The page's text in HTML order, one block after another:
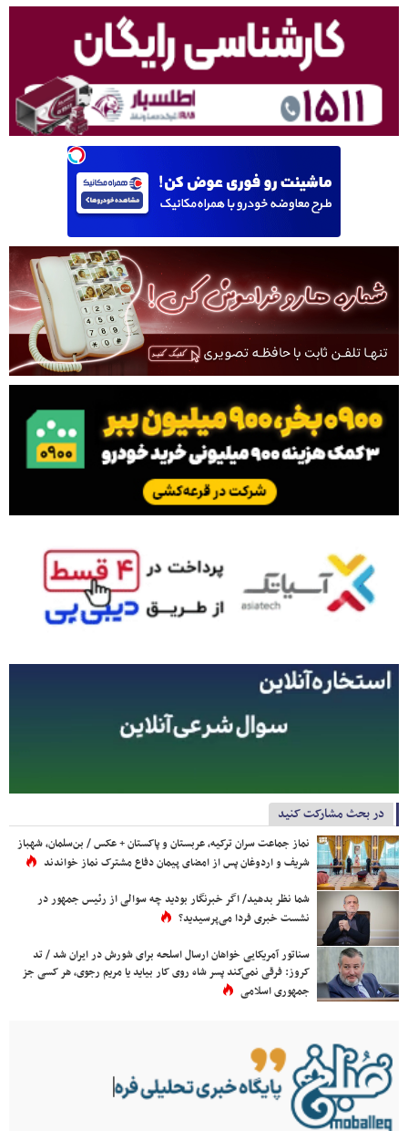
در بحث مشارکت کنید
نماز جماعت سران ترکیه، عربستان و پاکستان + عکس / بن‌سلمان، شهباز
شریف و اردوغان پس از امضای پیمان دفاع مشترک نماز خواندند
شما نظر بدهید/ اگر خبرنگار بودید چه سوالی از رئیس جمهور در
نشست خبری فردا می‌پرسیدید؟
سناتور آمریکایی خواهان ارسال اسلحه برای شورش در ایران شد / تد
کروز: فرقی نمی‌کند پسر شاه روی کار بیاید یا مریم رجوی، هر کسی جز
جمهوری اسلامی